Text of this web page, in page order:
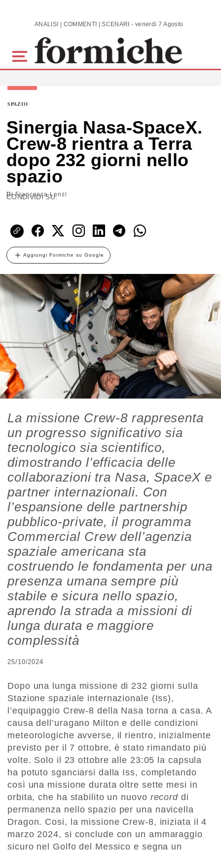
Skip to main content ANALISI | COMMENTI | SCENARI - venerdì 7 Agosto 2026
SPAZIO
Sinergia Nasa-SpaceX.
Crew-8 rientra a Terra
dopo 232 giorni nello
spazio
DiFrancesca Lenzi
CONDIVIDI SU:
Aggiungi Formiche su Google
La missione Crew-8 rappresenta
un progresso significativo sia
tecnologico sia scientifico,
dimostrando l’efficacia delle
collaborazioni tra Nasa, SpaceX e
partner internazionali. Con
l’espansione delle partnership
pubblico-private, il programma
Commercial Crew dell’agenzia
spaziale americana sta
costruendo le fondamenta per una
presenza umana sempre più
stabile e sicura nello spazio,
aprendo la strada a missioni di
lunga durata e maggiore
complessità
25/10/2024
Dopo una lunga missione di 232 giorni sulla
Stazione spaziale internazionale (Iss),
l’equipaggio Crew-8 della Nasa torna a casa. A
causa dell’uragano Milton e delle condizioni
meteorologiche avverse, il rientro, inizialmente
previsto per il 7 ottobre, è stato rimandato più
volte. Solo il 23 ottobre alle 23:05 la capsula
ha potuto sganciarsi dalla Iss, completando
così una missione durata oltre sette mesi in
orbita, che ha stabilito un nuovo record di
permanenza nello spazio per una navicella
Dragon. Cosi, la missione Crew-8, iniziata il 4
marzo 2024, si conclude con un ammaraggio
sicuro nel Golfo del Messico e segna un